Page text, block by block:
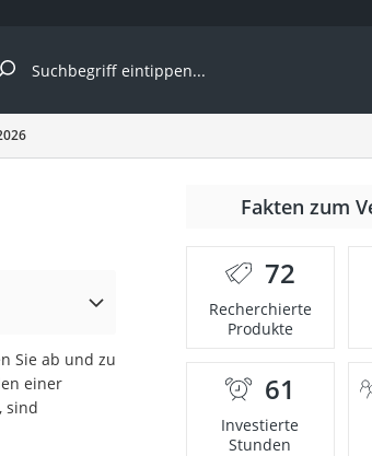
Sie ab und zu
einer
sind
Fakten zum
72
Recherchierte
Produkte
61
Investierte
Stunden